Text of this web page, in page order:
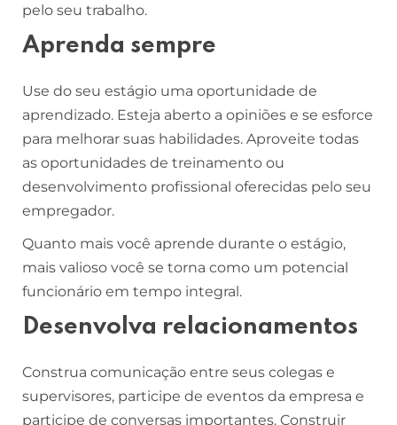
pelo seu trabalho.
Aprenda sempre
Use do seu estágio uma oportunidade de
aprendizado. Esteja aberto a opiniões e se esforce
para melhorar suas habilidades. Aproveite todas
as oportunidades de treinamento ou
desenvolvimento profissional oferecidas pelo seu
empregador.
Quanto mais você aprende durante o estágio,
mais valioso você se torna como um potencial
funcionário em tempo integral.
Desenvolva relacionamentos
Construa comunicação entre seus colegas e
supervisores, participe de eventos da empresa e
participe de conversas importantes. Construir